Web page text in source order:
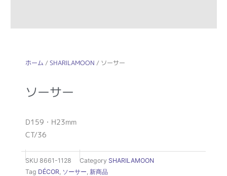
ホーム /SHARILAMOON / ソーサー
ソーサー
D159・H23mm
CT/36
SKU 8661-1128 Category SHARILAMOON
Tag DÉCOR ソーサー 新商品